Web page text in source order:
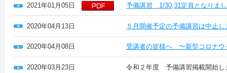
2021年01月05日 予備講習 1/30,31定員となりま
2020年04月13日 ５月開催予定の予備講習は中止し
2020年04月08日 受講者の皆様へ 〜新型コロナウ
2020年03月23日 令和２年度 予備講習掲載開始